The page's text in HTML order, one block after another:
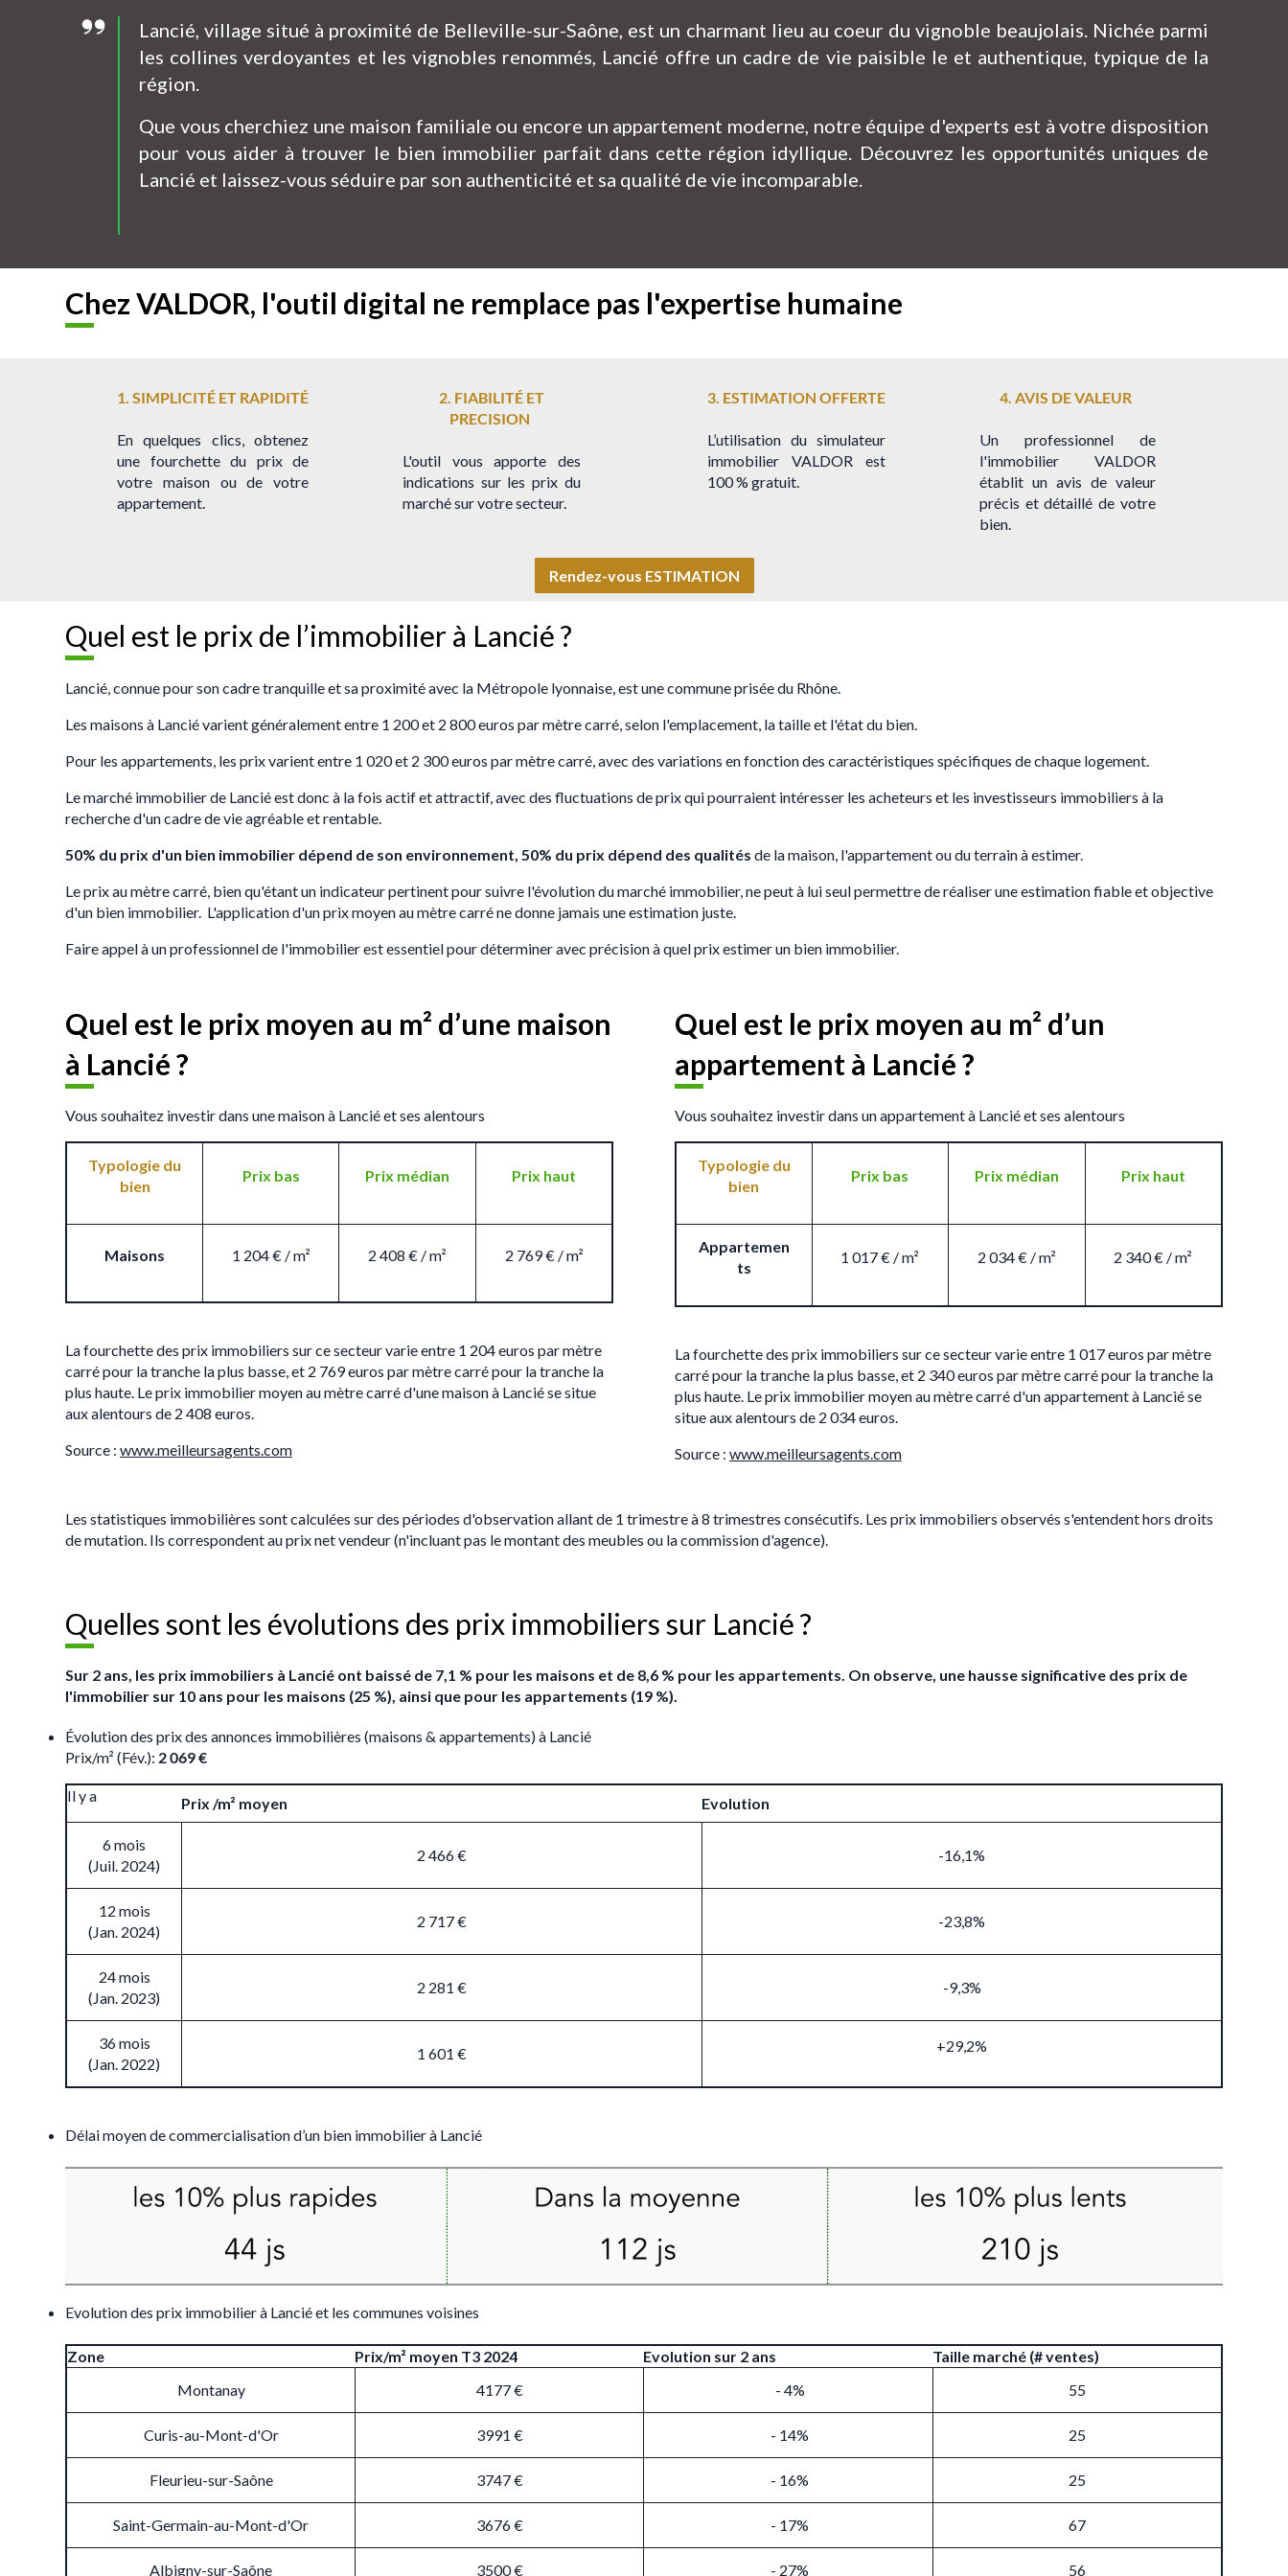
Lancié, village situé à proximité de Belleville-sur-Saône, est un charmant lieu au coeur du vignoble beaujolais. Nichée parmi
les collines verdoyantes et les vignobles renommés, Lancié offre un cadre de vie paisible le et authentique, typique de la
région.
Que vous cherchiez une maison familiale ou encore un appartement moderne, notre équipe d'experts est à votre disposition
pour vous aider à trouver le bien immobilier parfait dans cette région idyllique. Découvrez les opportunités uniques de
Lancié et laissez-vous séduire par son authenticité et sa qualité de vie incomparable.
Chez VALDOR, l'outil digital ne remplace pas l'expertise humaine
1. SIMPLICITÉ ET RAPIDITÉ
En quelques clics, obtenez
une fourchette du prix de
votre maison ou de votre
appartement.
2. FIABILITÉ ET
PRECISION
L'outil vous apporte des
indications sur les prix du
marché sur votre secteur.
3. ESTIMATION OFFERTE
L’utilisation du simulateur
immobilier VALDOR est
100 % gratuit.
4. AVIS DE VALEUR
Un professionnel de
l'immobilier VALDOR
établit un avis de valeur
précis et détaillé de votre
bien.
Rendez-vous ESTIMATION
Quel est le prix de l’immobilier à Lancié ?
Lancié, connue pour son cadre tranquille et sa proximité avec la Métropole lyonnaise, est une commune prisée du Rhône.
Les maisons à Lancié varient généralement entre 1 200 et 2 800 euros par mètre carré, selon l'emplacement, la taille et l'état du bien.
Pour les appartements, les prix varient entre 1 020 et 2 300 euros par mètre carré, avec des variations en fonction des caractéristiques spécifiques de chaque logement.
Le marché immobilier de Lancié est donc à la fois actif et attractif, avec des fluctuations de prix qui pourraient intéresser les acheteurs et les investisseurs immobiliers à la
recherche d'un cadre de vie agréable et rentable.
50% du prix d'un bien immobilier dépend de son environnement, 50% du prix dépend des qualités de la maison, l'appartement ou du terrain à estimer.
Le prix au mètre carré, bien qu'étant un indicateur pertinent pour suivre l'évolution du marché immobilier, ne peut à lui seul permettre de réaliser une estimation fiable et objective
d'un bien immobilier. L'application d'un prix moyen au mètre carré ne donne jamais une estimation juste.
Faire appel à un professionnel de l'immobilier est essentiel pour déterminer avec précision à quel prix estimer un bien immobilier.
Quel est le prix moyen au m² d’une maison
à Lancié ?
Vous souhaitez investir dans une maison à Lancié et ses alentours
Typologie du
bien
Prix bas Prix médian Prix haut
Maisons 1 204 € / m² 2 408 € / m² 2 769 € / m²
La fourchette des prix immobiliers sur ce secteur varie entre 1 204 euros par mètre
carré pour la tranche la plus basse, et 2 769 euros par mètre carré pour la tranche la
plus haute. Le prix immobilier moyen au mètre carré d'une maison à Lancié se situe
aux alentours de 2 408 euros.
Source : www.meilleursagents.com
Quel est le prix moyen au m² d’un
appartement à Lancié ?
Vous souhaitez investir dans un appartement à Lancié et ses alentours
Typologie du
bien
Prix bas Prix médian Prix haut
Appartemen
ts
1 017 € / m² 2 034 € / m² 2 340 € / m²
La fourchette des prix immobiliers sur ce secteur varie entre 1 017 euros par mètre
carré pour la tranche la plus basse, et 2 340 euros par mètre carré pour la tranche la
plus haute. Le prix immobilier moyen au mètre carré d'un appartement à Lancié se
situe aux alentours de 2 034 euros.
Source : www.meilleursagents.com
Les statistiques immobilières sont calculées sur des périodes d'observation allant de 1 trimestre à 8 trimestres consécutifs. Les prix immobiliers observés s'entendent hors droits
de mutation. Ils correspondent au prix net vendeur (n'incluant pas le montant des meubles ou la commission d'agence).
Quelles sont les évolutions des prix immobiliers sur Lancié ?
Sur 2 ans, les prix immobiliers à Lancié ont baissé de 7,1 % pour les maisons et de 8,6 % pour les appartements. On observe, une hausse significative des prix de
l'immobilier sur 10 ans pour les maisons (25 %), ainsi que pour les appartements (19 %).
Évolution des prix des annonces immobilières (maisons & appartements) à Lancié
Prix/m² (Fév.): 2 069 €
Il y a Prix /m² moyen Evolution
6 mois
(Juil. 2024)
2 466 € -16,1%
12 mois
(Jan. 2024)
2 717 € -23,8%
24 mois
(Jan. 2023)
2 281 € -9,3%
36 mois
(Jan. 2022)
1 601 € +29,2%
Délai moyen de commercialisation d’un bien immobilier à Lancié
Evolution des prix immobilier à Lancié et les communes voisines
Zone Prix/m² moyen T3 2024 Evolution sur 2 ans
Taille marché (# ventes)
Montanay
4177 € - 4% 55
Curis-au-Mont-d'Or 3991 € - 14% 25
Fleurieu-sur-Saône 3747 € - 16% 25
Saint-Germain-au-Mont-d'Or 3676 € - 17% 67
Albigny-sur-Saône 3500 € - 27% 56